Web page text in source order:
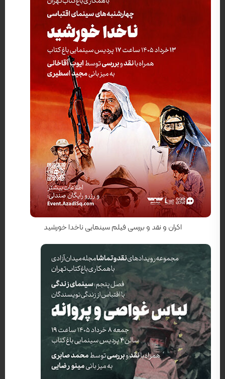
کارگردان: ناصر تقوایی
اکران و نقد و بررسی فیلم سینمایی ناخدا خورشید